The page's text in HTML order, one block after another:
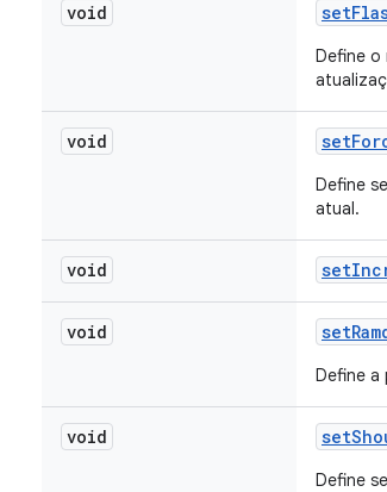
void set
Define o
void set
Define
atual.
void set
void set
Define a
void set
Define